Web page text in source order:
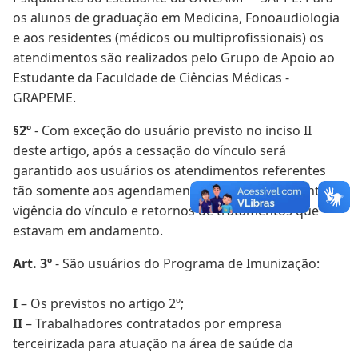
os alunos de graduação em Medicina, Fonoaudiologia
e aos residentes (médicos ou multiprofissionais) os
atendimentos são realizados pelo Grupo de Apoio ao
Estudante da Faculdade de Ciências Médicas -
GRAPEME.
§2º- Com exceção do usuário previsto no inciso II
deste artigo, após a cessação do vínculo será
garantido aos usuários os atendimentos referentes
tão somente aos agendamentos realizados durante a
vigência do vínculo e retornos de tratamentos que
estavam em andamento.
Art. 3º- São usuários do Programa de Imunização:
I– Os previstos no artigo 2º;
II– Trabalhadores contratados por empresa
terceirizada para atuação na área de saúde da